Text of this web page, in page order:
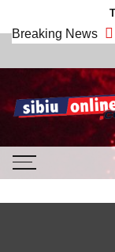
Breaking News
la Cineplexx Sibiu din
… locatii si
Sibiu!!!